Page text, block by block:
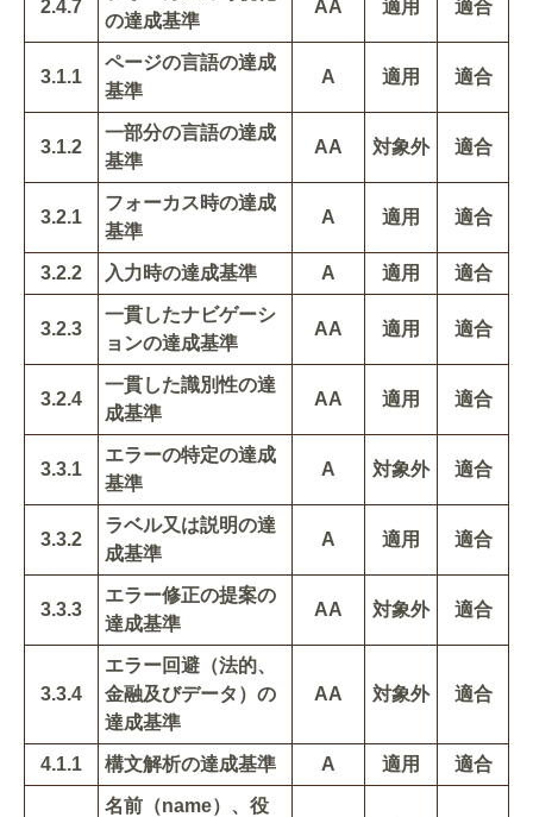
2.4.7
の達成基準
AA 適用 適合
3.1.1
ページの言語の達成
基準
A 適用 適合
3.1.2
一部分の言語の達成
基準
AA 対象外 適合
3.2.1
フォーカス時の達成
基準
A 適用 適合
3.2.2 入力時の達成基準 A 適用 適合
3.2.3
一貫したナビゲーシ
ョンの達成基準
AA 適用 適合
3.2.4
一貫した識別性の達
成基準
AA 適用 適合
3.3.1
エラーの特定の達成
基準
A 対象外 適合
3.3.2
ラベル又は説明の達
成基準
A 適用 適合
3.3.3
エラー修正の提案の
達成基準
AA 対象外 適合
3.3.4
エラー回避（法的、
金融及びデータ）の
達成基準
AA 対象外 適合
4.1.1 構文解析の達成基準 A 適用 適合
名前（name）、役